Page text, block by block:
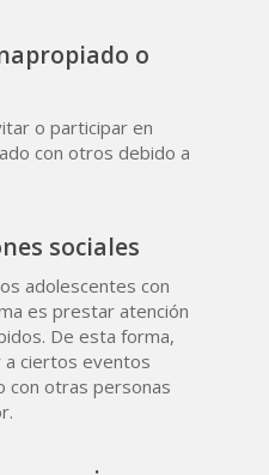
o
o participar en
con otros debido a
sociales
adolescentes con
es prestar atención
De esta forma,
ciertos eventos
con otras personas